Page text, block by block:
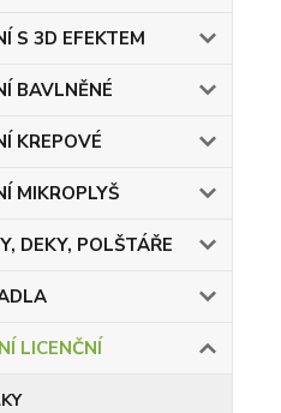
S 3D EFEKTEM
BAVLNĚNÉ
KREPOVÉ
MIKROPLYŠ
DEKY, POLŠTÁŘE
LICENČNÍ